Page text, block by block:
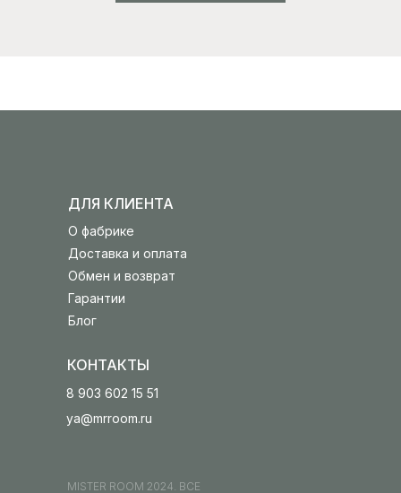
Блог
Гарантии
MISTER ROOM 2024. ВСЕ
Обмен и возврат
Доставка и оплата
О фабрике
ДЛЯ КЛИЕНТА
КОНТАКТЫ
8 903 602 15 51
ya@mrroom.ru